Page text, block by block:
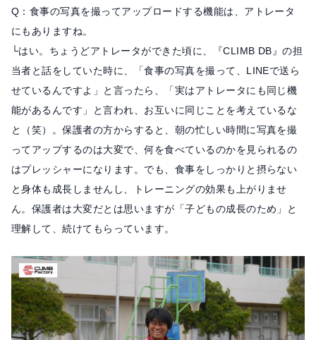
Q：食事の写真を撮ってアップロードする機能は、アトレータ
にもありますね。
└はい。ちょうどアトレータができた頃に、『CLIMB DB』の担
当者と話をしていた時に、「食事の写真を撮って、LINEで送ら
せているんですよ」と言ったら、「実はアトレータにも同じ機
能があるんです」と言われ、お互いに同じことを考えているな
と（笑）。保護者の方からすると、朝の忙しい時間に写真を撮
ってアップするのは大変で、何を食べているのかを見られるの
はプレッシャーになります。でも、食事をしっかりと摂らない
と身体も成長しませんし、トレーニングの効果も上がりませ
ん。保護者は大変だとは思いますが「子どもの成長のため」と
理解して、続けてもらっています。